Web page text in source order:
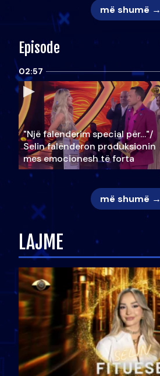
më shumë →
Episode
02:57
"Një falenderim special për…"/
Selin falënderon produksionin
mes emocionesh të forta
më shumë →
LAJME